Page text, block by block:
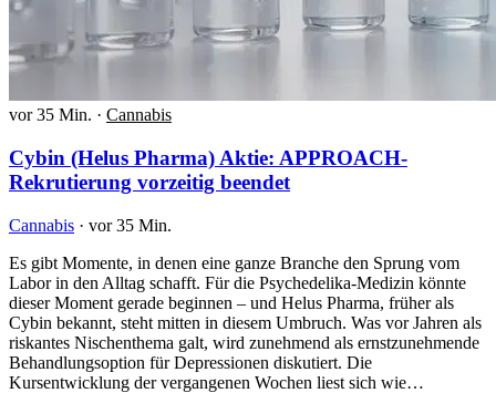
vor 35 Min. · Cannabis
Cybin (Helus Pharma) Aktie: APPROACH-
Rekrutierung vorzeitig beendet
Cannabis · vor 35 Min.
Es gibt Momente, in denen eine ganze Branche den Sprung vom
Labor in den Alltag schafft. Für die Psychedelika-Medizin könnte
dieser Moment gerade beginnen – und Helus Pharma, früher als
Cybin bekannt, steht mitten in diesem Umbruch. Was vor Jahren als
riskantes Nischenthema galt, wird zunehmend als ernstzunehmende
Behandlungsoption für Depressionen diskutiert. Die
Kursentwicklung der vergangenen Wochen liest sich wie…